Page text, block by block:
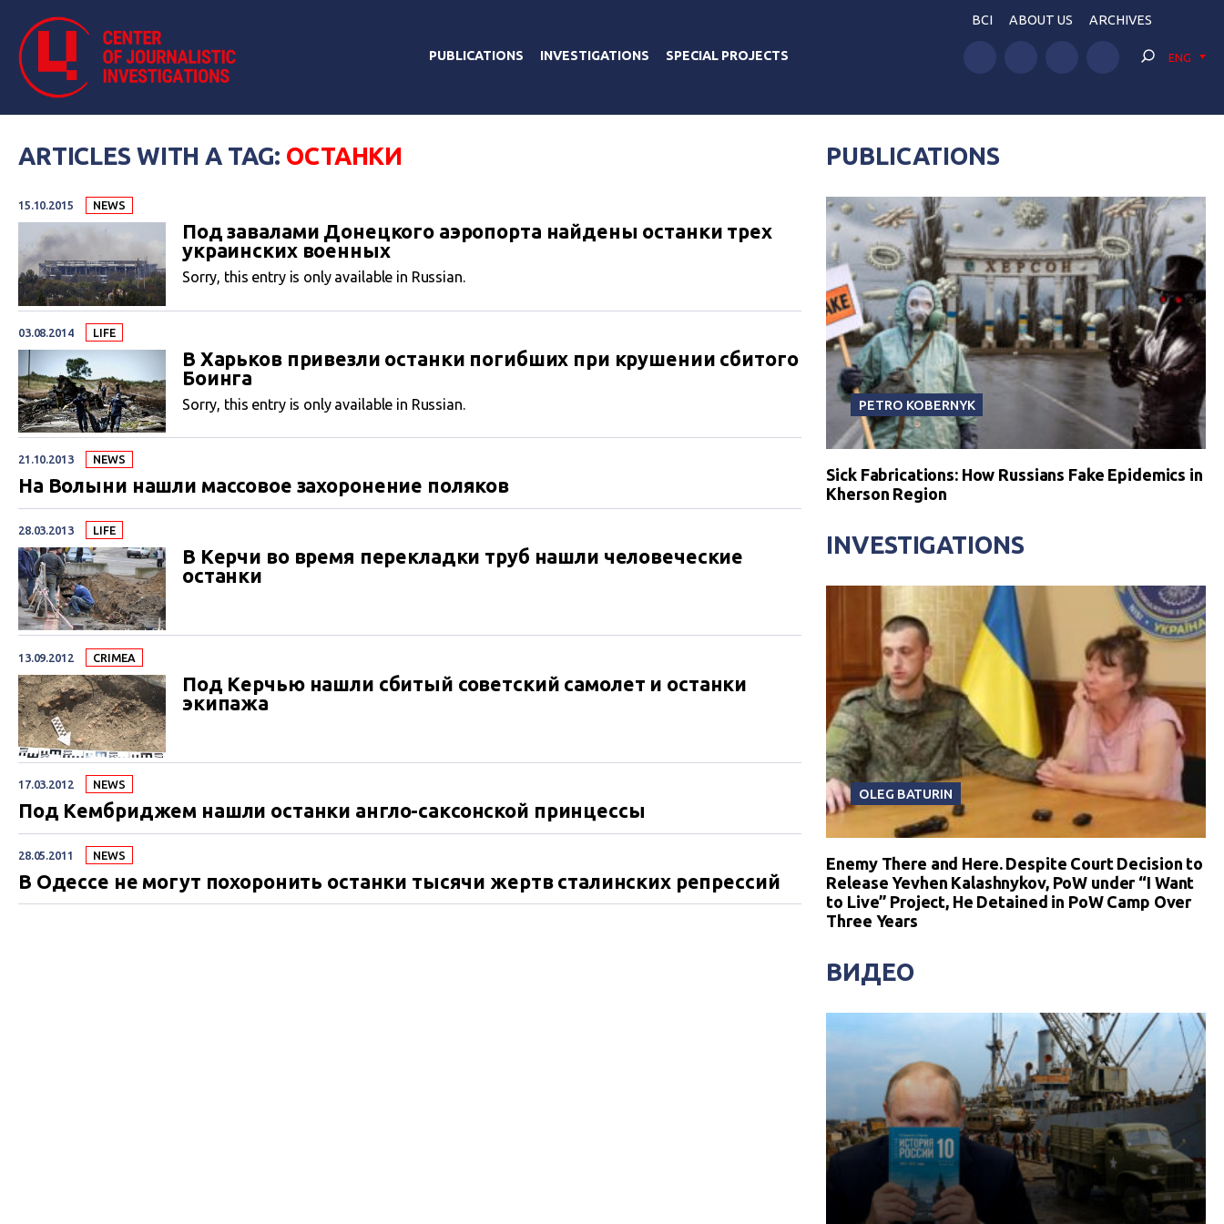
PUBLICATIONS INVESTIGATIONS SPECIAL PROJECTS
BCI ABOUT US ARCHIVES
ENG
ARTICLES WITH A TAG: ОСТАНКИ
15.10.2015 NEWS
Под завалами Донецкого аэропорта найдены останки трех
украинских военных
Sorry, this entry is only available in Russian.
03.08.2014 LIFE
В Харьков привезли останки погибших при крушении сбитого
Боинга
Sorry, this entry is only available in Russian.
21.10.2013 NEWS
На Волыни нашли массовое захоронение поляков
28.03.2013 LIFE
В Керчи во время перекладки труб нашли человеческие
останки
13.09.2012 CRIMEA
Под Керчью нашли сбитый советский самолет и останки
экипажа
17.03.2012 NEWS
Под Кембриджем нашли останки англо-саксонской принцессы
28.05.2011 NEWS
В Одессе не могут похоронить останки тысячи жертв сталинских репрессий
PUBLICATIONS
PETRO KOBERNYK
Sick Fabrications: How Russians Fake Epidemics in
Kherson Region
INVESTIGATIONS
OLEG BATURIN
Enemy There and Here. Despite Court Decision to
Release Yevhen Kalashnykov, PoW under “I Want
to Live” Project, He Detained in PoW Camp Over
Three Years
ВИДЕО